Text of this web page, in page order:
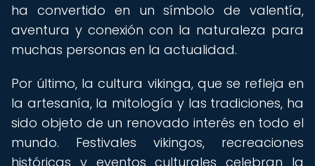
ha convertido en un símbolo de valentía,
aventura y conexión con la naturaleza para
muchas personas en la actualidad.
Por último, la cultura vikinga, que se refleja en
la artesanía, la mitología y las tradiciones, ha
sido objeto de un renovado interés en todo el
mundo. Festivales vikingos, recreaciones
históricas y eventos culturales celebran la